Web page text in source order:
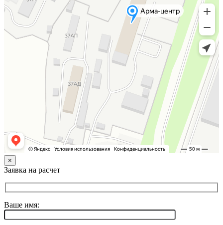
×
Заявка на расчет
Ваше имя: